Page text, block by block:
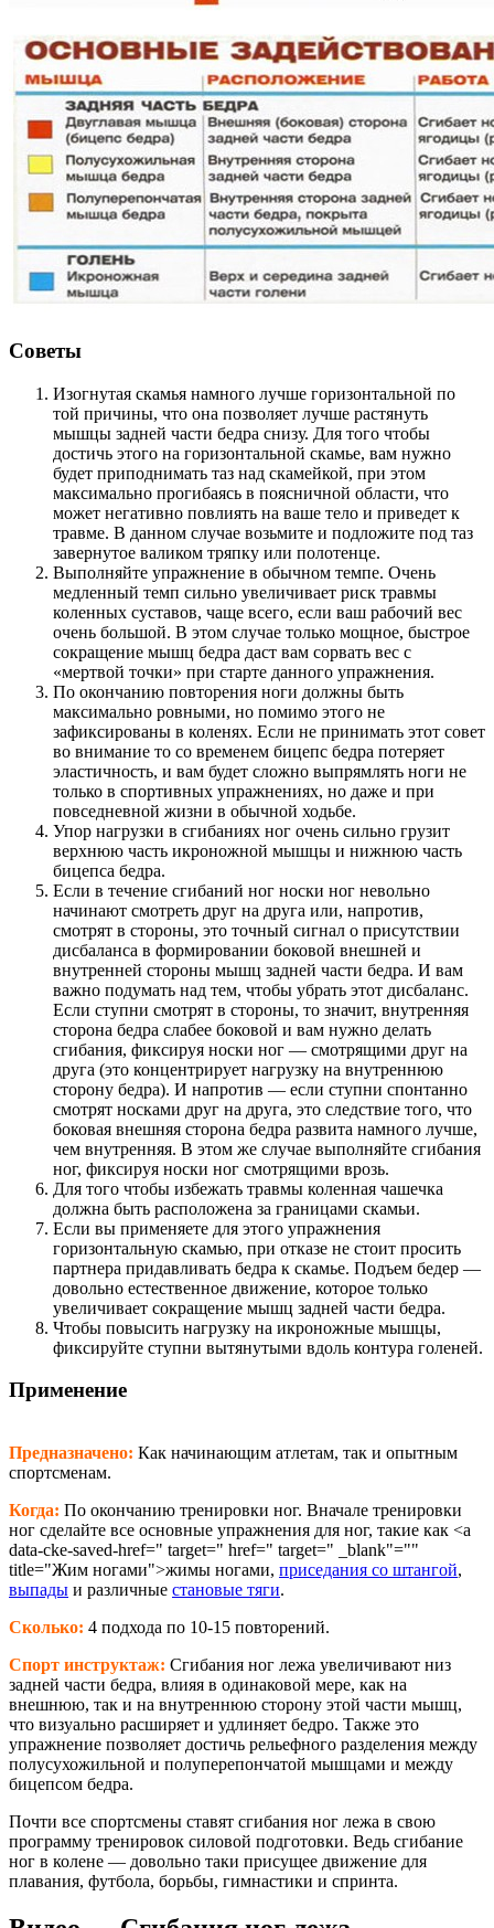
Советы
Изогнутая скамья намного лучше горизонтальной по
той причины, что она позволяет лучше растянуть
мышцы задней части бедра снизу. Для того чтобы
достичь этого на горизонтальной скамье, вам нужно
будет приподнимать таз над скамейкой, при этом
максимально прогибаясь в поясничной области, что
может негативно повлиять на ваше тело и приведет к
травме. В данном случае возьмите и подложите под таз
завернутое валиком тряпку или полотенце.
Выполняйте упражнение в обычном темпе. Очень
медленный темп сильно увеличивает риск травмы
коленных суставов, чаще всего, если ваш рабочий вес
очень большой. В этом случае только мощное, быстрое
сокращение мышц бедра даст вам сорвать вес с
«мертвой точки» при старте данного упражнения.
По окончанию повторения ноги должны быть
максимально ровными, но помимо этого не
зафиксированы в коленях. Если не принимать этот совет
во внимание то со временем бицепс бедра потеряет
эластичность, и вам будет сложно выпрямлять ноги не
только в спортивных упражнениях, но даже и при
повседневной жизни в обычной ходьбе.
Упор нагрузки в сгибаниях ног очень сильно грузит
верхнюю часть икроножной мышцы и нижнюю часть
бицепса бедра.
Если в течение сгибаний ног носки ног невольно
начинают смотреть друг на друга или, напротив,
смотрят в стороны, это точный сигнал о присутствии
дисбаланса в формировании боковой внешней и
внутренней стороны мышц задней части бедра. И вам
важно подумать над тем, чтобы убрать этот дисбаланс.
Если ступни смотрят в стороны, то значит, внутренняя
сторона бедра слабее боковой и вам нужно делать
сгибания, фиксируя носки ног — смотрящими друг на
друга (это концентрирует нагрузку на внутреннюю
сторону бедра). И напротив — если ступни спонтанно
смотрят носками друг на друга, это следствие того, что
боковая внешняя сторона бедра развита намного лучше,
чем внутренняя. В этом же случае выполняйте сгибания
ног, фиксируя носки ног смотрящими врозь.
Для того чтобы избежать травмы коленная чашечка
должна быть расположена за границами скамьи.
Если вы применяете для этого упражнения
горизонтальную скамью, при отказе не стоит просить
партнера придавливать бедра к скамье. Подъем бедер —
довольно естественное движение, которое только
увеличивает сокращение мышц задней части бедра.
Чтобы повысить нагрузку на икроножные мышцы,
фиксируйте ступни вытянутыми вдоль контура голеней.
Применение
Предназначено: Как начинающим атлетам, так и опытным
спортсменам.
Когда: По окончанию тренировки ног. Вначале тренировки
ног сделайте все основные упражнения для ног, такие как <a
data-cke-saved-href=" target=" href=" target=" _blank"=""
title="Жим ногами">жимы ногами, приседания со штангой,
выпады и различные становые тяги.
Сколько: 4 подхода по 10-15 повторений.
Спорт инструктаж: Сгибания ног лежа увеличивают низ
задней части бедра, влияя в одинаковой мере, как на
внешнюю, так и на внутреннюю сторону этой части мышц,
что визуально расширяет и удлиняет бедро. Также это
упражнение позволяет достичь рельефного разделения между
полусухожильной и полуперепончатой мышцами и между
бицепсом бедра.
Почти все спортсмены ставят сгибания ног лежа в свою
программу тренировок силовой подготовки. Ведь сгибание
ног в колене — довольно таки присущее движение для
плавания, футбола, борьбы, гимнастики и спринта.